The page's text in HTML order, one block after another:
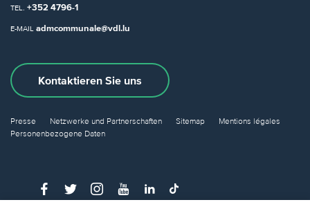
TEL. +352 4796-1
E-MAIL admcommunale@vdl.lu
Kontaktieren Sie uns
Presse Netzwerke und Partnerschaften Sitemap
Mentions légales
Personenbezogene Daten